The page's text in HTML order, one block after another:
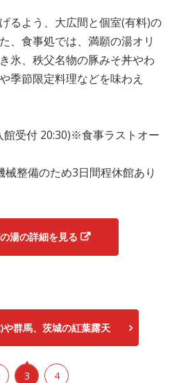
るよう、大広間と個室(有料)の
、食事処では、満願の湯オリ
氷、秩父名物の豚みそ丼やわ
季節限定料理などを味わえ
館受付 20:30)※食事ラストオー
整備のため3日間程休館あり
湯の詳細を見る
や群馬、茨城の紅葉露天
3 4